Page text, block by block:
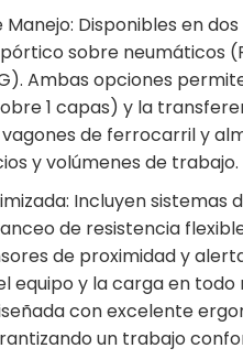
Disponibles en
sobre neumáticos
Ambas opciones
1 capas) y la
de ferrocarril y
y volúmenes de trabajo.
Incluyen sistemas
de resistencia
de proximidad y
equipo y la carga en
con excelente
un trabajo